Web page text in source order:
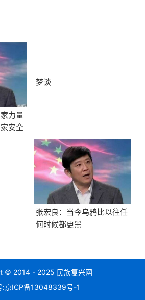
力量
安全
梦谈
张宏良：当今乌鸦比以往任
何时候都更黑
© 2014 - 2025 民族复兴网
:京ICP备13048339号-1